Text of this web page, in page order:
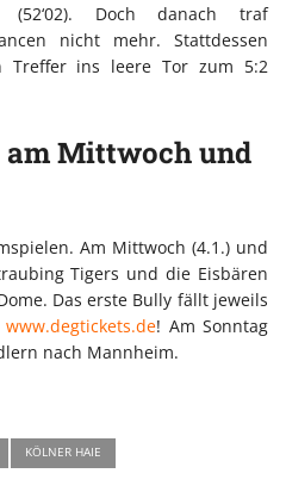
(52‘02). Doch danach traf
nicht mehr. Stattdessen
Treffer ins leere Tor zum 5:2
Mittwoch und
Am Mittwoch (4.1.) und
Tigers und die Eisbären
Das erste Bully fällt jeweils
www.degtickets.de! Am Sonntag
nach Mannheim.
KÖLNER HAIE